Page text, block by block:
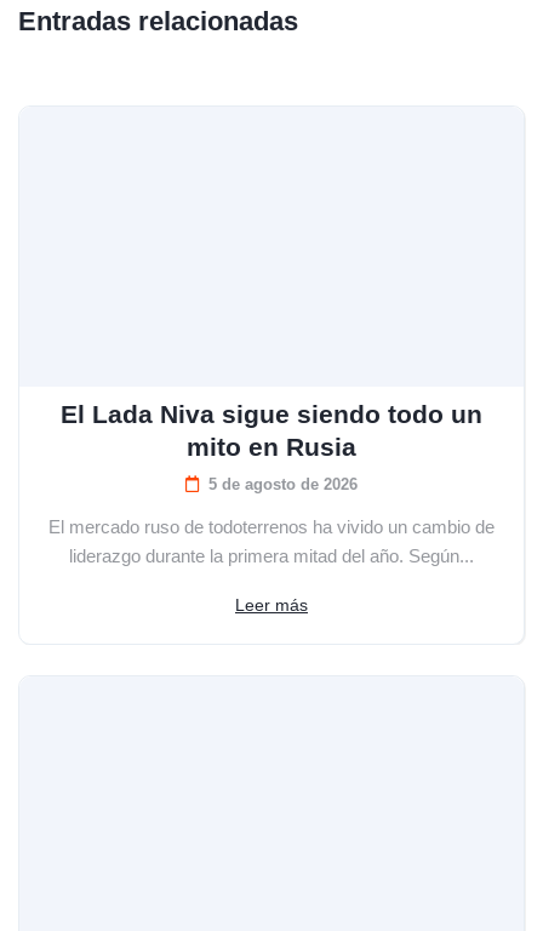
Entradas relacionadas
El Lada Niva sigue siendo todo un
mito en Rusia
5 de agosto de 2026
El mercado ruso de todoterrenos ha vivido un cambio de
liderazgo durante la primera mitad del año. Según...
Leer más